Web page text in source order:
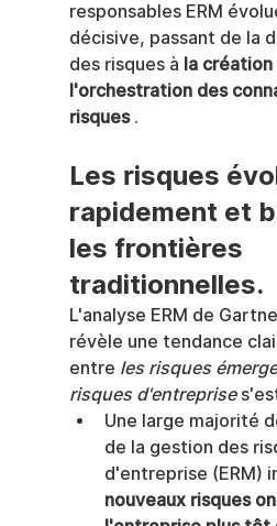
responsables ERM
décisive, passant de la
des risques à la création
l'orchestration des
risques .
Les risques
rapidement et
les frontières
traditionnelles.
L'analyse ERM de
révèle une tendance
entre les risques
risques d'entreprise
Une large majorité
de la gestion des
d'entreprise (ERM)
nouveaux risques